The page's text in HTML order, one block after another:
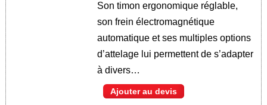
Son timon ergonomique réglable,
son frein électromagnétique
automatique et ses multiples options
d’attelage lui permettent de s’adapter
à divers…
Ajouter au devis